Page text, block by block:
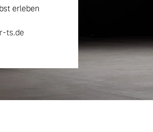
erleben
ts.de